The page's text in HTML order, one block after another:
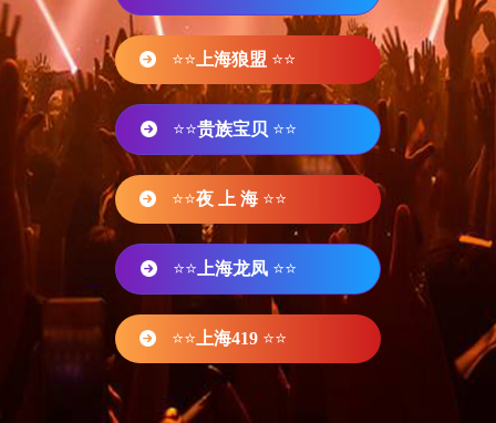
⭐⭐ 上海狼盟 ⭐⭐
⭐⭐贵族宝贝 ⭐⭐
⭐⭐夜 上 海 ⭐⭐
⭐⭐ 上海龙凤 ⭐⭐
⭐⭐ 上海419 ⭐⭐